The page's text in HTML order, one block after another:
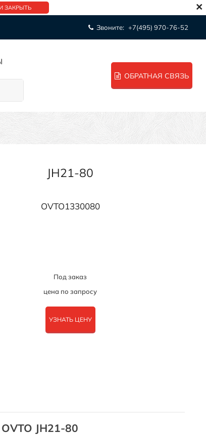
ЗАКРЫТЬ ×
Звоните: +7(495) 970-76-52
ОБРАТНАЯ СВЯЗЬ
JH21-80
OVTO1330080
Под заказ
цена по запросу
УЗНАТЬ ЦЕНУ
JH21-80